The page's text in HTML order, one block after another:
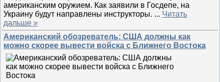
американским оружием. Как заявили в Госдепе, на
Украину будут направлены инструкторы. ... Читать
дальше »
Американский обозреватель: США должны как
можно скорее вывести войска с Ближнего Востока